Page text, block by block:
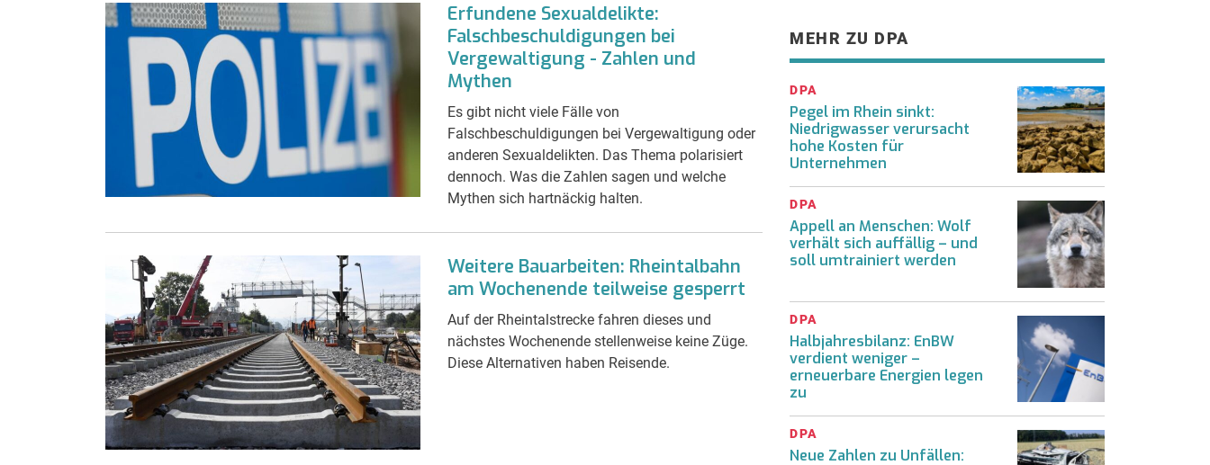
Erfundene Sexualdelikte:
Falschbeschuldigungen bei
Vergewaltigung - Zahlen und
Mythen
Es gibt nicht viele Fälle von
Falschbeschuldigungen bei Vergewaltigung oder
anderen Sexualdelikten. Das Thema polarisiert
dennoch. Was die Zahlen sagen und welche
Mythen sich hartnäckig halten.
Weitere Bauarbeiten: Rheintalbahn
am Wochenende teilweise gesperrt
Auf der Rheintalstrecke fahren dieses und
nächstes Wochenende stellenweise keine Züge.
Diese Alternativen haben Reisende.
MEHR ZU DPA
DPA
Pegel im Rhein sinkt:
Niedrigwasser verursacht
hohe Kosten für
Unternehmen
DPA
Appell an Menschen: Wolf
verhält sich auffällig – und
soll umtrainiert werden
DPA
Halbjahresbilanz: EnBW
verdient weniger –
erneuerbare Energien legen
zu
DPA
Neue Zahlen zu Unfällen: